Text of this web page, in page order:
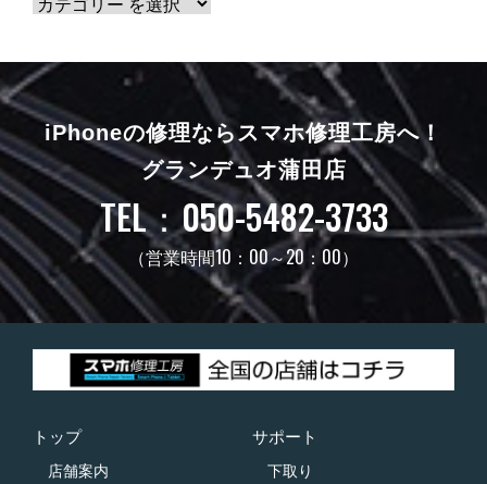
iPhoneの修理ならスマホ修理工房へ！
グランデュオ蒲田店
TEL：050-5482-3733
（営業時間10：00～20：00）
トップ
店舗案内
サポート
下取り